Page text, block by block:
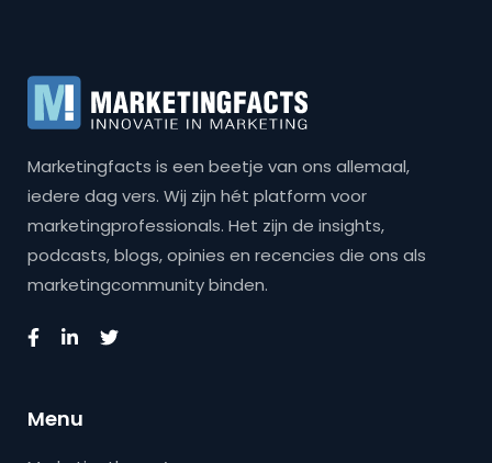
Marketingfacts is een beetje van ons allemaal,
iedere dag vers. Wij zijn hét platform voor
marketingprofessionals. Het zijn de insights,
podcasts, blogs, opinies en recencies die ons als
marketingcommunity binden.
Menu